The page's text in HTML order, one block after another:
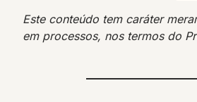
Este conteúdo tem caráter
em processos, nos termos do